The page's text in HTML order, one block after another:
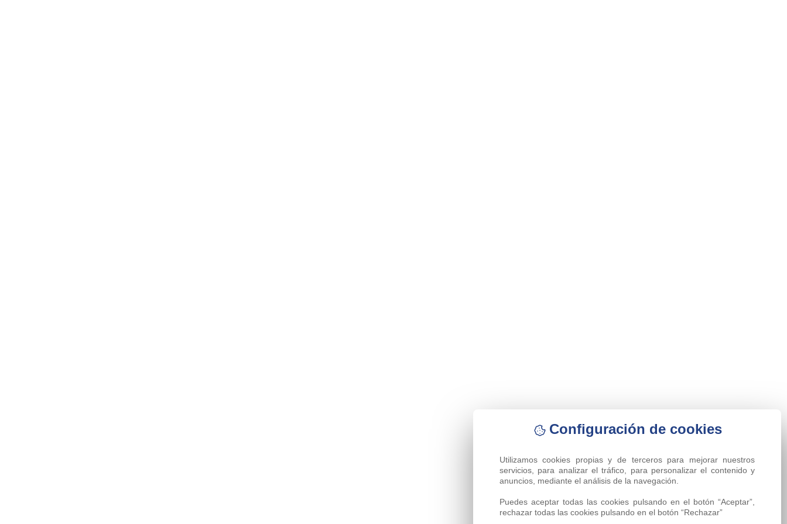
Configuración de cookies
Utilizamos cookies propias y de terceros para mejorar nuestros
servicios, para analizar el tráfico, para personalizar el contenido y
anuncios, mediante el análisis de la navegación.
Puedes aceptar todas las cookies pulsando en el botón “Aceptar”,
rechazar todas las cookies pulsando en el botón “Rechazar”